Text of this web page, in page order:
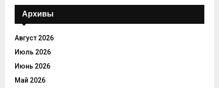
Архивы
Август 2026
Июль 2026
Июнь 2026
Май 2026